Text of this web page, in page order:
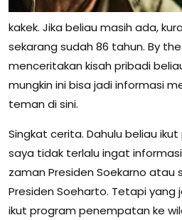
kakek. Jika beliau masih ada,
sekarang sudah 86 tahun. By
menceritakan kisah pribadi
mungkin ini bisa jadi informasi
teman di sini.
Singkat cerita. Dahulu beliau
saya tidak terlalu ingat
zaman Presiden Soekarno atau
Presiden Soeharto. Tetapi yang
ikut program penempatan ke